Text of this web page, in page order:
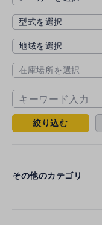
絞り込む
その他のカテゴリ